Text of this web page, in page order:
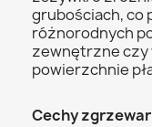
grubościach, co
różnorodnych
zewnętrzne czy
powierzchnie
Cechy